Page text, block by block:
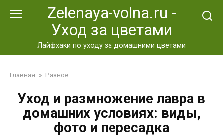
Zelenaya-volna.ru -
Уход за цветами
Лайфхаки по уходу за домашними цветами
Главная » Разное
Уход и размножение лавра в
домашних условиях: виды,
фото и пересадка